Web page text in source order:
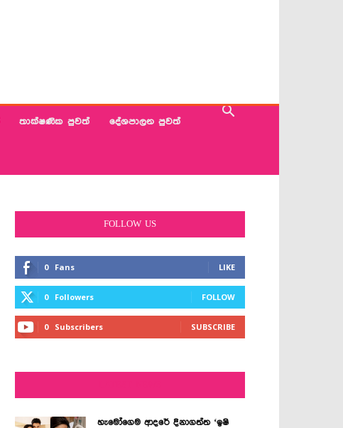
තාක්ෂණික පුවත් දේශපාලන පුවත්
FOLLOW US
0 Fans LIKE
0 Followers FOLLOW
0 Subscribers SUBSCRIBE
හැමෝගෙම ආදරේ දිනාගත්ත ‘ඉෂි